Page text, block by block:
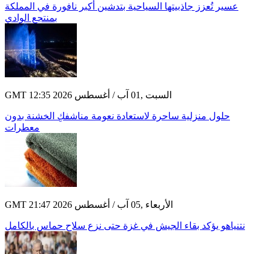
عسير تُعزز جاذبيتها السياحية بتدشين أكبر نافورة في المملكة
بمنتجع الوادي
GMT 12:35 2026 السبت ,01 آب / أغسطس
حلول منزلية ساحرة لاستعادة نعومة مناشفكِ الخشنة بدون
معطرات
GMT 21:47 2026 الأربعاء ,05 آب / أغسطس
نتنياهو يؤكد بقاء الجيش في غزة حتى نزع سلاح حماس بالكامل